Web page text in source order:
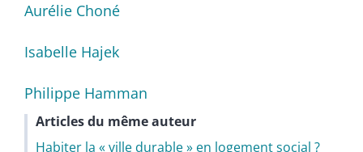
Aurélie Choné
Isabelle Hajek
Philippe Hamman
Articles du même auteur
Habiter la « ville durable » en logement social ?